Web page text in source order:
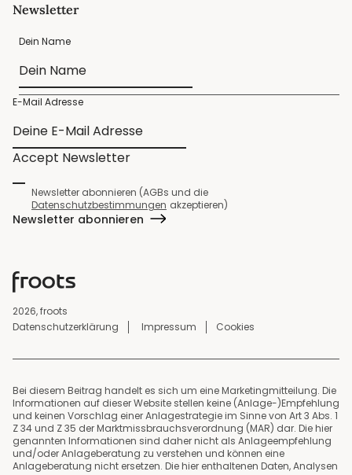
Newsletter
Dein Name
E-Mail Adresse
Accept Newsletter
Newsletter abonnieren (AGBs und die
Datenschutzbestimmungen akzeptieren)
Newsletter abonnieren
2026, froots
Datenschutzerklärung
Impressum Cookies
Bei diesem Beitrag handelt es sich um eine Marketingmitteilung. Die
Informationen auf dieser Website stellen keine (Anlage-)Empfehlung
und keinen Vorschlag einer Anlagestrategie im Sinne von Art 3 Abs. 1
Z 34 und Z 35 der Marktmissbrauchsverordnung (MAR) dar. Die hier
genannten Informationen sind daher nicht als Anlageempfehlung
und/oder Anlageberatung zu verstehen und können eine
Anlageberatung nicht ersetzen. Die hier enthaltenen Daten, Analysen